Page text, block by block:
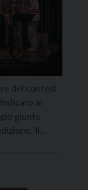
del contest
ai
giunto
Il